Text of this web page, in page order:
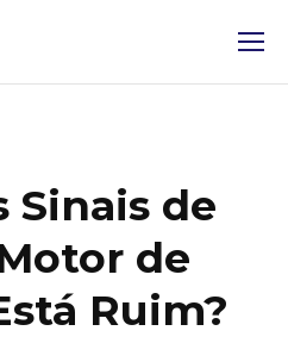
Sinais de
de
Ruim?